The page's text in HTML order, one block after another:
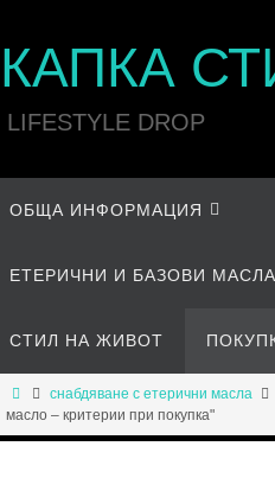
КАПКА
LIFESTYLE DROP
ОБЩА ИНФОРМАЦИЯ
ЕТЕРИЧНИ И БАЗОВИ МАСЛА
СТИЛ НА ЖИВОТ
снабдяване с етерични масла
масло – критерии при покупка"